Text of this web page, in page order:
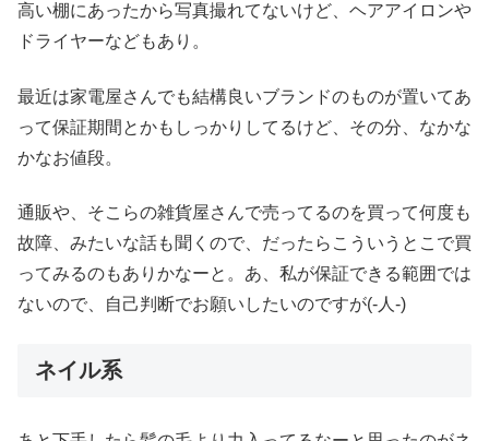
高い棚にあったから写真撮れてないけど、ヘアアイロンや
ドライヤーなどもあり。
最近は家電屋さんでも結構良いブランドのものが置いてあ
って保証期間とかもしっかりしてるけど、その分、なかな
かなお値段。
通販や、そこらの雑貨屋さんで売ってるのを買って何度も
故障、みたいな話も聞くので、だったらこういうとこで買
ってみるのもありかなーと。あ、私が保証できる範囲では
ないので、自己判断でお願いしたいのですが(-人-)
ネイル系